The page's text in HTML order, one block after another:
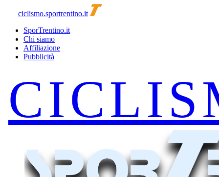
ciclismo.sportrentino.it
SporTrentino.it
Chi siamo
Affiliazione
Pubblicità